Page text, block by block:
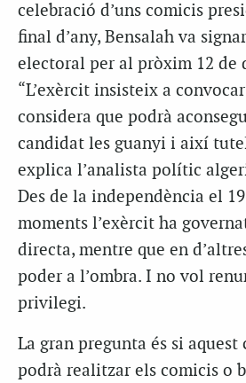
celebració d’uns comicis
final d’any, Bensalah va
electoral per al pròxim 12 de
“L’exèrcit insisteix a
considera que podrà
candidat les guanyi i així
explica l’analista polític
Des de la independència el
moments l’exèrcit ha
directa, mentre que en
poder a l’ombra. I no vol
privilegi.
La gran pregunta és si aquest
podrà realitzar els comicis o